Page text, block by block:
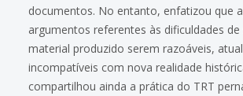
documentos. No entanto, enfatizou que
argumentos referentes às dificuldades
material produzido serem razoáveis,
incompatíveis com nova realidade
compartilhou ainda a prática do TRT